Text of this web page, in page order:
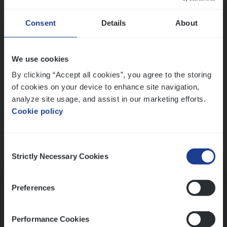
Consent Details About
We use cookies
By clicking “Accept all cookies”, you agree to the storing
of cookies on your device to enhance site navigation,
analyze site usage, and assist in our marketing efforts.
Cookie policy
Selection
Strictly Necessary Cookies
Preferences
Performance Cookies
Ons sollicitatieproces